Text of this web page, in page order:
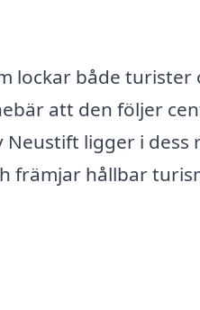
lockar både turister
att den följer
ligger i dess
främjar hållbar